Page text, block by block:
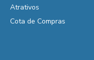
Atrativos
Cota de Compras